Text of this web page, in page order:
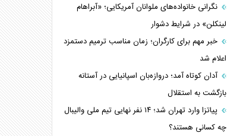
نگرانی خانواده‌های ملوانان آمریکایی؛ «آبراهام
لینکلن» در شرایط دشوار
خبر مهم برای کارگران؛ زمان مناسب ترمیم دستمزد
اعلام شد
آدان کوتاه آمد؛ دروازه‌بان اسپانیایی در آستانه
بازگشت به استقلال
پیاتزا وارد تهران شد؛ ۱۴ نفر نهایی تیم ملی والیبال
چه کسانی هستند؟